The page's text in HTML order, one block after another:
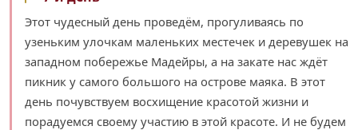
Этот чудесный день проведём, прогуливаясь по
узеньким улочкам маленьких местечек и деревушек на
западном побережье Мадейры, а на закате нас ждёт
пикник у самого большого на острове маяка. В этот
день почувствуем восхищение красотой жизни и
порадуемся своему участию в этой красоте. И не будем